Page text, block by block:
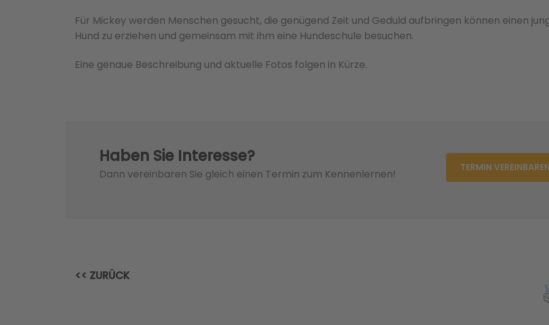
Für Mickey werden Menschen gesucht, die genügend Zeit und Geduld aufbringen können einen
Hund zu erziehen und gemeinsam mit ihm eine Hundeschule besuchen.
Eine genaue Beschreibung und aktuelle Fotos folgen in Kürze.
Haben Sie Interesse?
Dann vereinbaren Sie gleich einen Termin zum Kennenlernen! TERMIN
<< ZURÜCK